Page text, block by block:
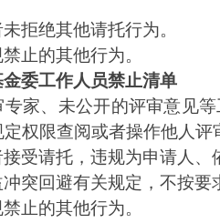
拒绝其他请托行为。
止的其他行为。
委工作人员禁止清单
专家、未公开的评审意见
权限查阅或者操作他人评
接受请托，违规为申请人
冲突回避有关规定，不按
止的其他行为。